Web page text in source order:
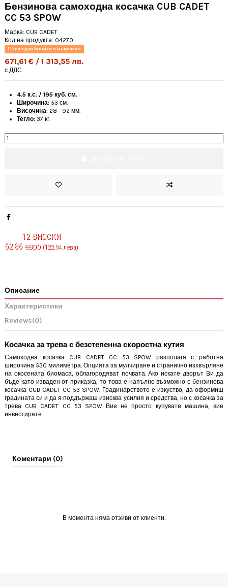
Бензинова самоходна косачка CUB CADET
CC 53 SPOW
Марка: CUB CADET
Код на продукта: 04270
Последни бройки в наличност
671,61 € / 1 313,55 лв.
с ДДС
4.5 к.с. / 195 куб. см.
Широчина: 53 см.
Височина: 28 - 92 мм.
Тегло: 37 кг.
12 ВНОСКИ
62.86 евро(122.94 лева)
Описание
Характеристики
Reviews(0)
Косачка за трева с безстепенна скоростна кутия
Самоходна косачка CUB CADET CC 53 SPOW разполага с работна
широчина 530 милиметра. Опцията за мулчиране и странично изхвърляне
на окосената биомаса, облагородяват почвата. Ако искате дворът Ви да
бъде като изваден от приказка, то това е напълно възможно с бензинова
косачка CUB CADET CC 53 SPOW. Градинарството е изкуство, да оформиш
градината си и да я поддържаш изисква усилия и средства, но с косачка за
трева CUB CADET CC 53 SPOW Вие не просто купувате машина, вие
инвестирате.
Коментари (0)
В момента няма отзиви от клиенти.